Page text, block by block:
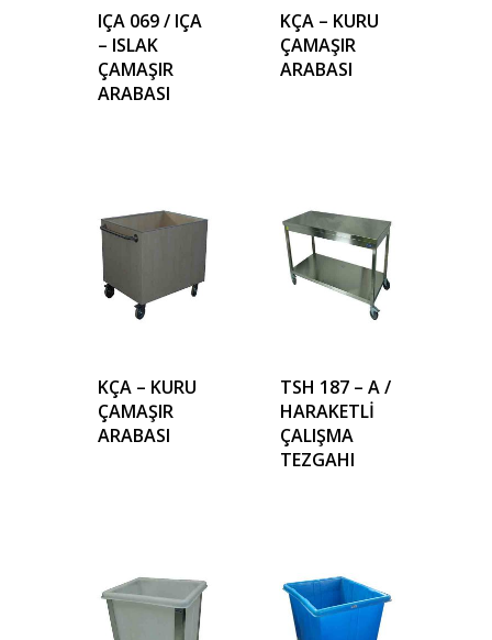
IÇA 069 / IÇA
– ISLAK
ÇAMAŞIR
ARABASI
KÇA – KURU
ÇAMAŞIR
ARABASI
KÇA – KURU
ÇAMAŞIR
ARABASI
TSH 187 – A /
HARAKETLİ
ÇALIŞMA
TEZGAHI